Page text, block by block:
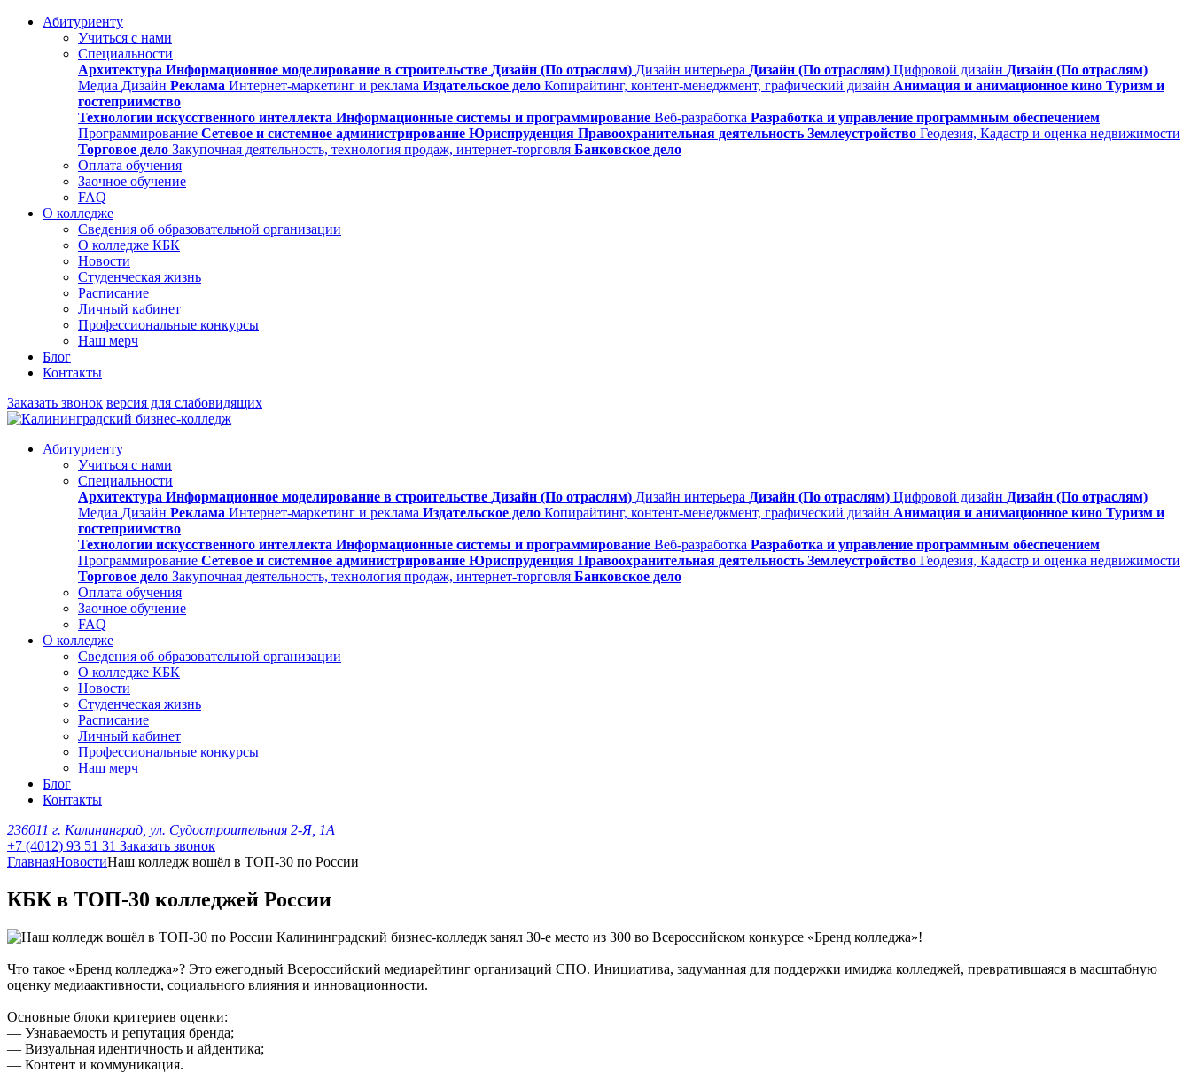
Абитуриенту
Учиться с нами
Специальности
Архитектура Информационное моделирование в строительстве Дизайн (По отраслям) Дизайн интерьера Дизайн (По отраслям) Цифровой дизайн Дизайн (По отраслям)
Медиа Дизайн Реклама Интернет-маркетинг и реклама Издательское дело Копирайтинг, контент-менеджмент, графический дизайн Анимация и анимационное кино Туризм и
гостеприимство
Технологии искусственного интеллекта Информационные системы и программирование Веб-разработка Разработка и управление программным обеспечением
Программирование Сетевое и системное администрирование Юриспруденция Правоохранительная деятельность Землеустройство Геодезия, Кадастр и оценка недвижимости
Торговое дело Закупочная деятельность, технология продаж, интернет-торговля Банковское дело
Оплата обучения
Заочное обучение
FAQ
О колледже
Сведения об образовательной организации
О колледже КБК
Новости
Студенческая жизнь
Расписание
Личный кабинет
Профессиональные конкурсы
Наш мерч
Блог
Контакты
Заказать звонок версия для слабовидящих
Абитуриенту
Учиться с нами
Специальности
Архитектура Информационное моделирование в строительстве Дизайн (По отраслям) Дизайн интерьера Дизайн (По отраслям) Цифровой дизайн Дизайн (По отраслям)
Медиа Дизайн Реклама Интернет-маркетинг и реклама Издательское дело Копирайтинг, контент-менеджмент, графический дизайн Анимация и анимационное кино Туризм и
гостеприимство
Технологии искусственного интеллекта Информационные системы и программирование Веб-разработка Разработка и управление программным обеспечением
Программирование Сетевое и системное администрирование Юриспруденция Правоохранительная деятельность Землеустройство Геодезия, Кадастр и оценка недвижимости
Торговое дело Закупочная деятельность, технология продаж, интернет-торговля Банковское дело
Оплата обучения
Заочное обучение
FAQ
О колледже
Сведения об образовательной организации
О колледже КБК
Новости
Студенческая жизнь
Расписание
Личный кабинет
Профессиональные конкурсы
Наш мерч
Блог
Контакты
236011 г. Калининград, ул. Судостроительная 2-Я, 1А
+7 (4012) 93 51 31 Заказать звонок
ГлавнаяНовостиНаш колледж вошёл в ТОП-30 по России
КБК в ТОП-30 колледжей России
Калининградский бизнес-колледж занял 30-е место из 300 во Всероссийском конкурсе «Бренд колледжа»!
Что такое «Бренд колледжа»? Это ежегодный Всероссийский медиарейтинг организаций СПО. Инициатива, задуманная для поддержки имиджа колледжей, превратившаяся в масштабную
оценку медиаактивности, социального влияния и инновационности.
Основные блоки критериев оценки:
— Узнаваемость и репутация бренда;
— Визуальная идентичность и айдентика;
— Контент и коммуникация.